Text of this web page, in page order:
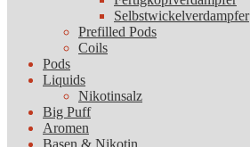
Selbstwickelverdampfer
Prefilled Pods
Coils
Pods
Liquids
Nikotinsalz
Big Puff
Aromen
Basen & Nikotin